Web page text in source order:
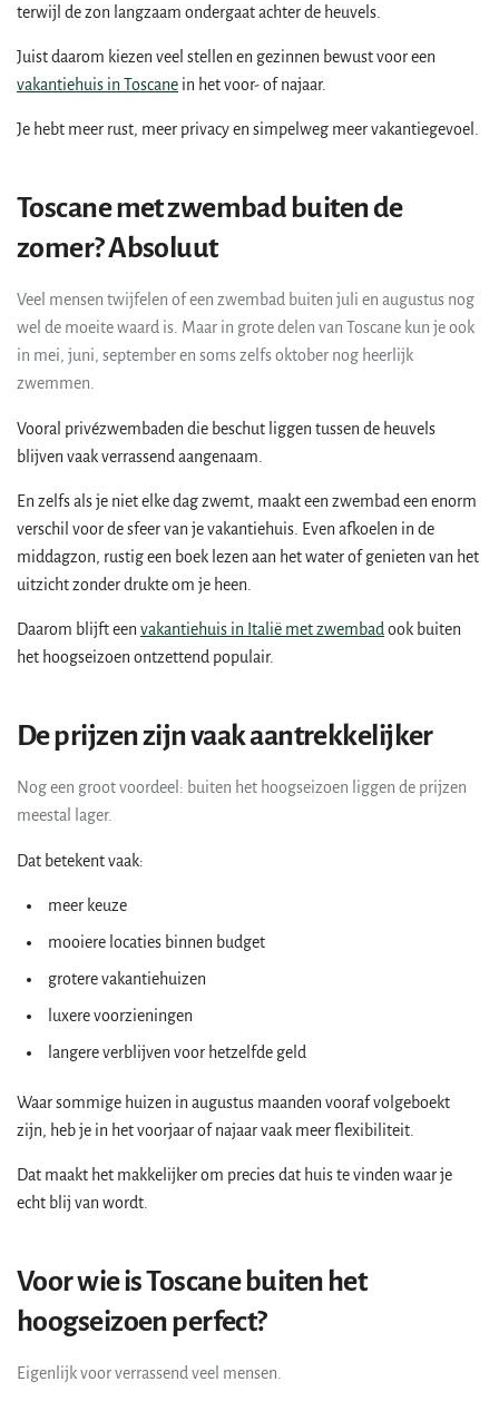
terwijl de zon langzaam ondergaat achter de heuvels.
Juist daarom kiezen veel stellen en gezinnen bewust voor een
vakantiehuis in Toscane in het voor- of najaar.
Je hebt meer rust, meer privacy en simpelweg meer vakantiegevoel.
Toscane met zwembad buiten de
zomer? Absoluut
Veel mensen twijfelen of een zwembad buiten juli en augustus nog
wel de moeite waard is. Maar in grote delen van Toscane kun je ook
in mei, juni, september en soms zelfs oktober nog heerlijk
zwemmen.
Vooral privézwembaden die beschut liggen tussen de heuvels
blijven vaak verrassend aangenaam.
En zelfs als je niet elke dag zwemt, maakt een zwembad een enorm
verschil voor de sfeer van je vakantiehuis. Even afkoelen in de
middagzon, rustig een boek lezen aan het water of genieten van het
uitzicht zonder drukte om je heen.
Daarom blijft een vakantiehuis in Italië met zwembad ook buiten
het hoogseizoen ontzettend populair.
De prijzen zijn vaak aantrekkelijker
Nog een groot voordeel: buiten het hoogseizoen liggen de prijzen
meestal lager.
Dat betekent vaak:
meer keuze
mooiere locaties binnen budget
grotere vakantiehuizen
luxere voorzieningen
langere verblijven voor hetzelfde geld
Waar sommige huizen in augustus maanden vooraf volgeboekt
zijn, heb je in het voorjaar of najaar vaak meer flexibiliteit.
Dat maakt het makkelijker om precies dat huis te vinden waar je
echt blij van wordt.
Voor wie is Toscane buiten het
hoogseizoen perfect?
Eigenlijk voor verrassend veel mensen.